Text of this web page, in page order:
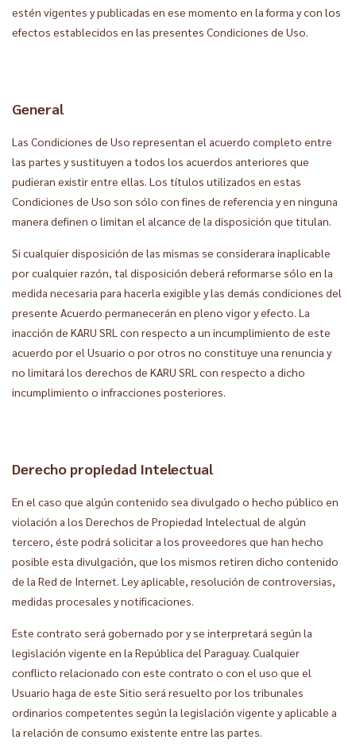
estén vigentes y publicadas en ese momento en la forma y con los
efectos establecidos en las presentes Condiciones de Uso.
General
Las Condiciones de Uso representan el acuerdo completo entre
las partes y sustituyen a todos los acuerdos anteriores que
pudieran existir entre ellas. Los títulos utilizados en estas
Condiciones de Uso son sólo con fines de referencia y en ninguna
manera definen o limitan el alcance de la disposición que titulan.
Si cualquier disposición de las mismas se considerara inaplicable
por cualquier razón, tal disposición deberá reformarse sólo en la
medida necesaria para hacerla exigible y las demás condiciones del
presente Acuerdo permanecerán en pleno vigor y efecto. La
inacción de KARU SRL con respecto a un incumplimiento de este
acuerdo por el Usuario o por otros no constituye una renuncia y
no limitará los derechos de KARU SRL con respecto a dicho
incumplimiento o infracciones posteriores.
Derecho propiedad Intelectual
En el caso que algún contenido sea divulgado o hecho público en
violación a los Derechos de Propiedad Intelectual de algún
tercero, éste podrá solicitar a los proveedores que han hecho
posible esta divulgación, que los mismos retiren dicho contenido
de la Red de Internet. Ley aplicable, resolución de controversias,
medidas procesales y notificaciones.
Este contrato será gobernado por y se interpretará según la
legislación vigente en la República del Paraguay. Cualquier
conflicto relacionado con este contrato o con el uso que el
Usuario haga de este Sitio será resuelto por los tribunales
ordinarios competentes según la legislación vigente y aplicable a
la relación de consumo existente entre las partes.